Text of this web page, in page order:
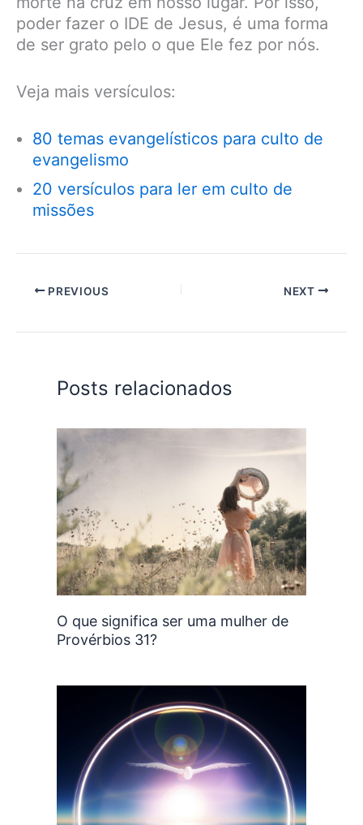
poder fazer o IDE de Jesus, é uma forma
de ser grato pelo o que Ele fez por nós.
Veja mais versículos:
80 temas evangelísticos para culto de
evangelismo
20 versículos para ler em culto de
missões
PREVIOUS NEXT
Posts relacionados
O que significa ser uma mulher de
Provérbios 31?